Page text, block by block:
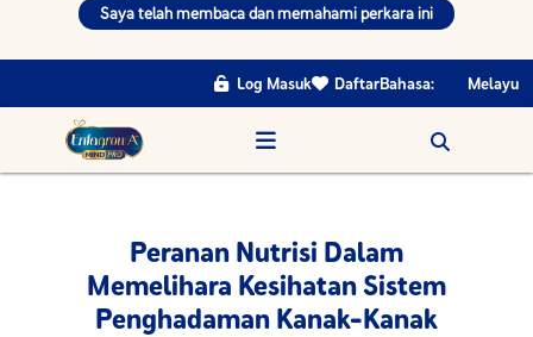
Saya telah membaca dan memahami perkara ini
Log Masuk DaftarBahasa: Melayu
Peranan Nutrisi Dalam
Memelihara Kesihatan Sistem
Penghadaman Kanak-Kanak